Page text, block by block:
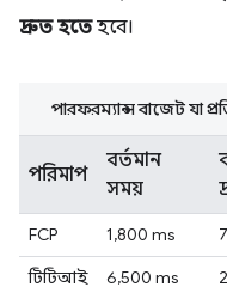
দ্রুত হতেহবে।
পরিমাপ
বর্তমান
সময়
FCP 1,800 ms
টিটিআই
6,500 ms
পারফরম্যান্স বাজেট যা